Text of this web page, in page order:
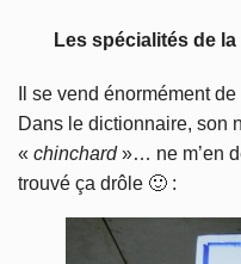
Les spécialités de la
Il se vend énormément
Dans le dictionnaire, son
« chinchard»… ne m’en
trouvé ça drôle 🙂 :